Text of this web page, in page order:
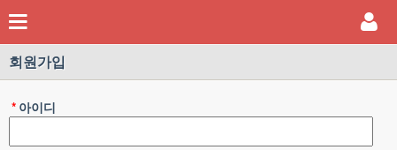
회원가입
아이디
*